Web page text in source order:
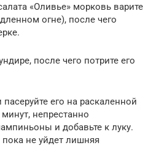
«Оливье» морковь варите
огне), после чего
после чего потрите его
его на раскаленной
непрестанно
и добавьте к луку.
не уйдет лишняя